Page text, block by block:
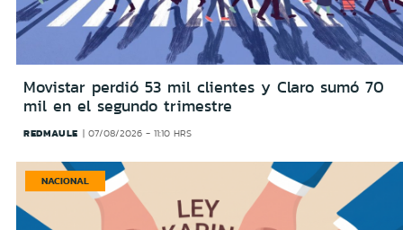
Movistar perdió 53 mil clientes y Claro sumó 70
mil en el segundo trimestre
REDMAULE 07/08/2026 - 11:10 HRS
NACIONAL